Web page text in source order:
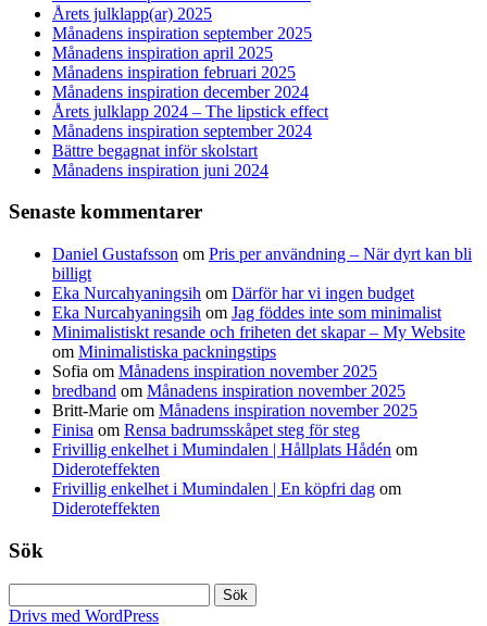
Årets julklapp(ar) 2025
Månadens inspiration september 2025
Månadens inspiration april 2025
Månadens inspiration februari 2025
Månadens inspiration december 2024
Årets julklapp 2024 – The lipstick effect
Månadens inspiration september 2024
Bättre begagnat inför skolstart
Månadens inspiration juni 2024
Senaste kommentarer
Daniel Gustafsson om Pris per användning – När dyrt kan bli
billigt
Eka Nurcahyaningsih om Därför har vi ingen budget
Eka Nurcahyaningsih om Jag föddes inte som minimalist
Minimalistiskt resande och friheten det skapar – My Website
om Minimalistiska packningstips
Sofia om Månadens inspiration november 2025
bredband om Månadens inspiration november 2025
Britt-Marie om Månadens inspiration november 2025
Finisa om Rensa badrumsskåpet steg för steg
Frivillig enkelhet i Mumindalen | Hållplats Hådén om
Dideroteffekten
Frivillig enkelhet i Mumindalen | En köpfri dag om
Dideroteffekten
Sök
efter:
Drivs med WordPress